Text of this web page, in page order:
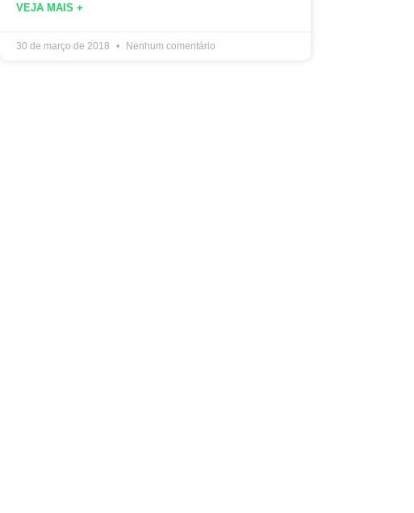
VEJA MAIS +
30 de março de 2018 Nenhum comentário